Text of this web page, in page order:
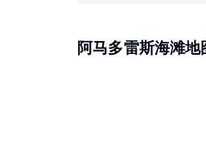
阿马多雷斯海滩地